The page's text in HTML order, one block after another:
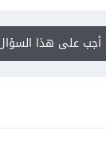
أجب على هذا السؤال